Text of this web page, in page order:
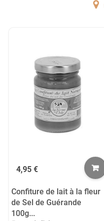
4,95 €
Confiture de lait à la fleur
de Sel de Guérande
100g...